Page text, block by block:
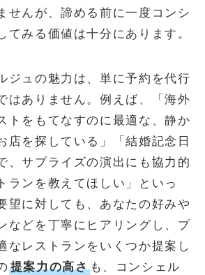
せんが、諦める前に一度コンシ
てみる価値は十分にあります。
ジュの魅力は、単に予約を代行
はありません。例えば、「海外
トをもてなすのに最適な、静か
店を探している」「結婚記念日
、サプライズの演出にも協力的
ランを教えてほしい」といっ
望に対しても、あなたの好みや
などを丁寧にヒアリングし、プ
なレストランをいくつか提案し
提案力の高さも、コンシェル